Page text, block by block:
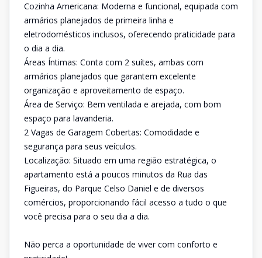
Cozinha Americana: Moderna e funcional, equipada com
armários planejados de primeira linha e
eletrodomésticos inclusos, oferecendo praticidade para
o dia a dia.
Áreas Íntimas: Conta com 2 suítes, ambas com
armários planejados que garantem excelente
organização e aproveitamento de espaço.
Área de Serviço: Bem ventilada e arejada, com bom
espaço para lavanderia.
2 Vagas de Garagem Cobertas: Comodidade e
segurança para seus veículos.
Localização: Situado em uma região estratégica, o
apartamento está a poucos minutos da Rua das
Figueiras, do Parque Celso Daniel e de diversos
comércios, proporcionando fácil acesso a tudo o que
você precisa para o seu dia a dia.
Não perca a oportunidade de viver com conforto e